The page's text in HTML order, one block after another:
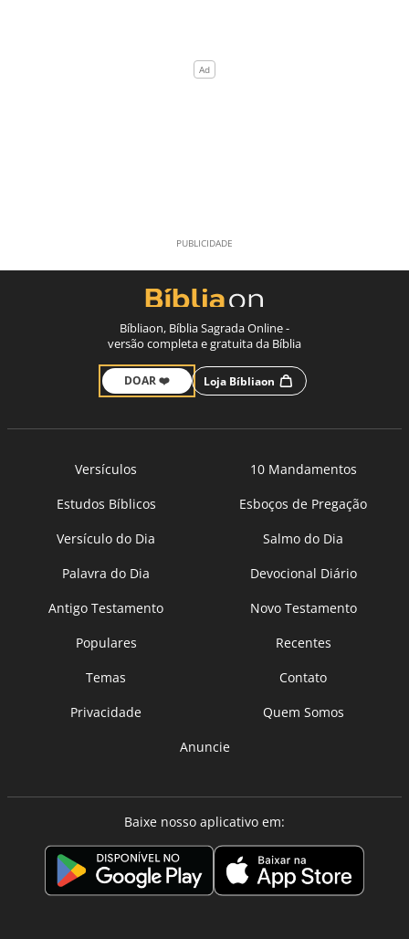
Bíbliaon, Bíblia Sagrada Online -
versão completa e gratuita da Bíblia
DOAR ❤️ Loja Bíbliaon
Versículos
10 Mandamentos
Estudos Bíblicos
Esboços de Pregação
Versículo do Dia
Salmo do Dia
Palavra do Dia
Devocional Diário
Antigo Testamento
Novo Testamento
Populares
Recentes
Temas
Contato
Privacidade
Quem Somos
Anuncie
Baixe nosso aplicativo em: